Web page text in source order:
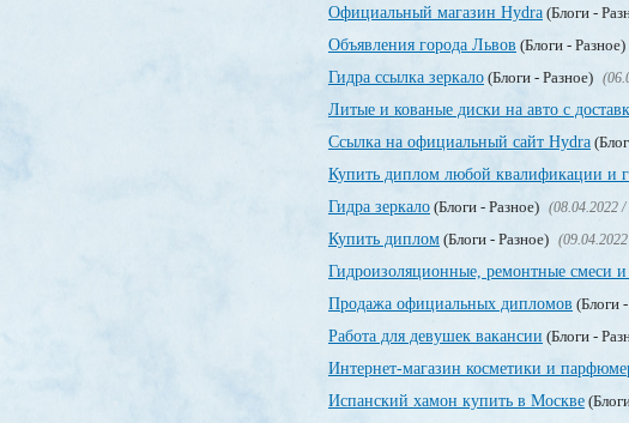
Официальный магазин Hydra (Блоги -
Объявления города Львов (Блоги - Разное)
Гидра ссылка зеркало (Блоги - Разное)
Литые и кованые диски на авто с
Ссылка на официальный сайт Hydra
Купить диплом любой квалификации и
Гидра зеркало (Блоги - Разное) (08.04.2022
Купить диплом (Блоги - Разное)
Гидроизоляционные, ремонтные смеси
Продажа официальных дипломов (Блоги
Работа для девушек вакансии (Блоги -
Интернет-магазин косметики и
Испанский хамон купить в Москве